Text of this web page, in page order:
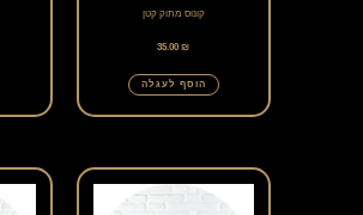
קונוס מתוק קטן
35.00₪
הוסף לעגלה